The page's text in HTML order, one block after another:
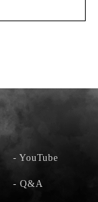
-YouTube
-Q&A